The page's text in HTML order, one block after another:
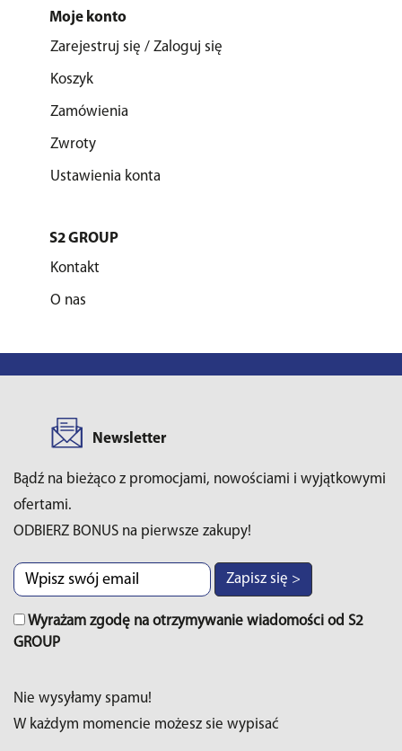
Moje konto
Zarejestruj się / Zaloguj się
Koszyk
Zamówienia
Zwroty
Ustawienia konta
S2 GROUP
Kontakt
O nas
Newsletter
Bądź na bieżąco z promocjami, nowościami i wyjątkowymi
ofertami.
ODBIERZ BONUS na pierwsze zakupy!
Zapisz się >
Wyrażam zgodę na otrzymywanie wiadomości od S2
GROUP
Nie wysyłamy spamu!
W każdym momencie możesz sie wypisać